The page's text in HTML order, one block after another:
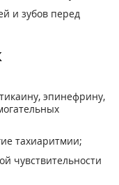
и зубов перед
эпинефрину,
тахиаритмии;
чувствительности